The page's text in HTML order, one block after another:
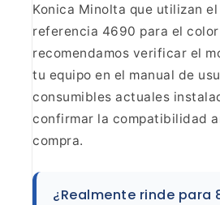
Konica Minolta que utilizan el
referencia 4690 para el
recomendamos verificar el
tu equipo en el manual de
consumibles actuales
confirmar la compatibilidad
compra.
¿Realmente rinde para